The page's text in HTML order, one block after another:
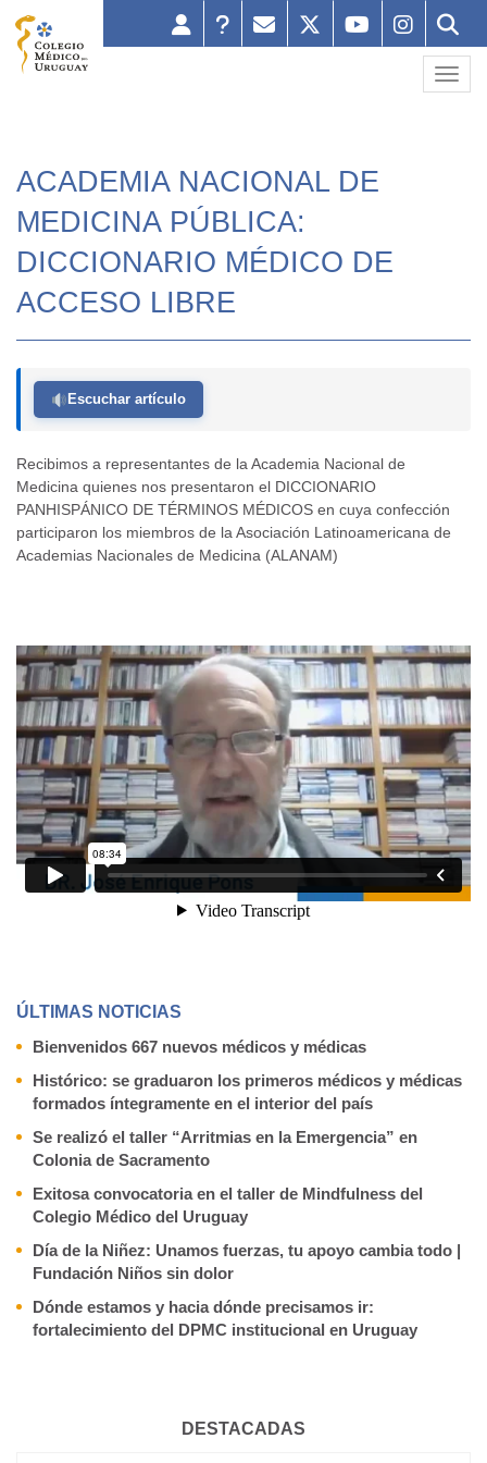
ACADEMIA NACIONAL DE
MEDICINA PÚBLICA:
DICCIONARIO MÉDICO DE
ACCESO LIBRE
Escuchar artículo
Recibimos a representantes de la Academia Nacional de
Medicina quienes nos presentaron el DICCIONARIO
PANHISPÁNICO DE TÉRMINOS MÉDICOS en cuya confección
participaron los miembros de la Asociación Latinoamericana de
Academias Nacionales de Medicina (ALANAM)
ÚLTIMAS NOTICIAS
Bienvenidos 667 nuevos médicos y médicas
Histórico: se graduaron los primeros médicos y médicas
formados íntegramente en el interior del país
Se realizó el taller “Arritmias en la Emergencia” en
Colonia de Sacramento
Exitosa convocatoria en el taller de Mindfulness del
Colegio Médico del Uruguay
Día de la Niñez: Unamos fuerzas, tu apoyo cambia todo |
Fundación Niños sin dolor
Dónde estamos y hacia dónde precisamos ir:
fortalecimiento del DPMC institucional en Uruguay
DESTACADAS